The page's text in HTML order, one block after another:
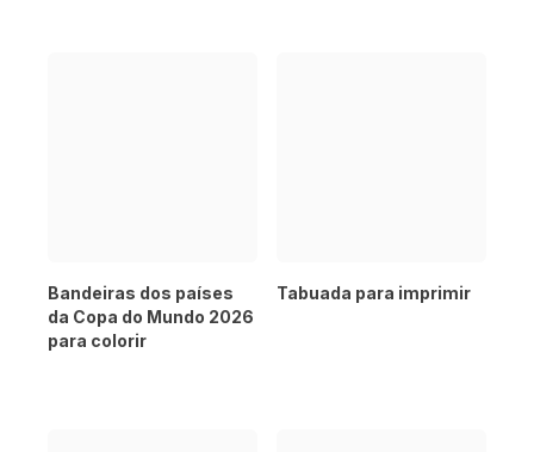
Bandeiras dos países
da Copa do Mundo 2026
para colorir
Tabuada para imprimir